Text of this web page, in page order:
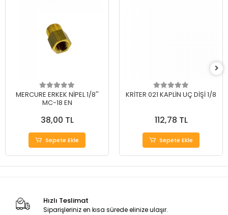
MERCURE ERKEK NİPEL 1/8''
MC-18 EN
38,00 TL
Sepete Ekle
KRİTER 021 KAPLİN UÇ DİŞİ 1/8
112,78 TL
Sepete Ekle
Hızlı Teslimat
Siparişleriniz en kısa sürede elinize ulaşır.